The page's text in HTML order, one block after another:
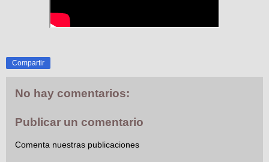
Compartir
No hay comentarios:
Publicar un comentario
Comenta nuestras publicaciones